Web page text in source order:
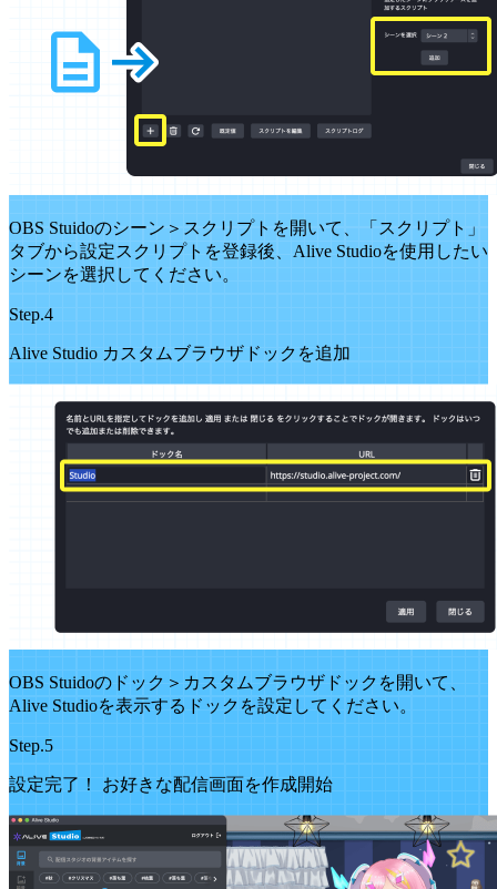
OBS Stuidoのシーン＞スクリプトを開いて、「スクリプト」
タブから設定スクリプトを登録後、Alive Studioを使用したい
シーンを選択してください。
Step.4
Alive Studio カスタムブラウザドックを追加
OBS Stuidoのドック＞カスタムブラウザドックを開いて、
Alive Studioを表示するドックを設定してください。
Step.5
設定完了！ お好きな配信画面を作成開始